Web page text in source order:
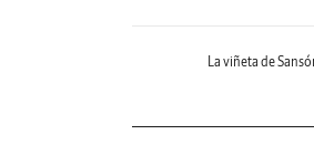
La viñeta de